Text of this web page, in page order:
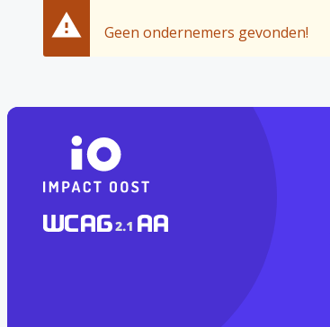
Geen ondernemers gevonden!